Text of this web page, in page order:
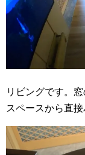
リビングです。
スペースから直